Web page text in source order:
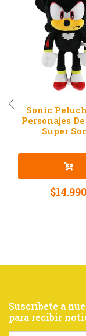
Sonic
Personajes
Super
$14.990
Suscríbete a
para recibir